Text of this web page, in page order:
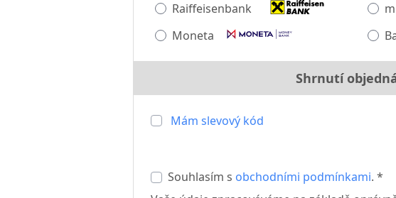
Raiffeisenbank
Moneta
Shrnutí
Mám slevový kód
Souhlasím s obchodními podmínkami. *